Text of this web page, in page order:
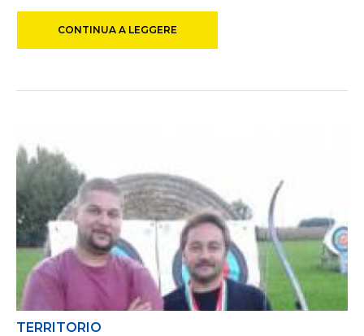
CONTINUA A LEGGERE
TERRITORIO